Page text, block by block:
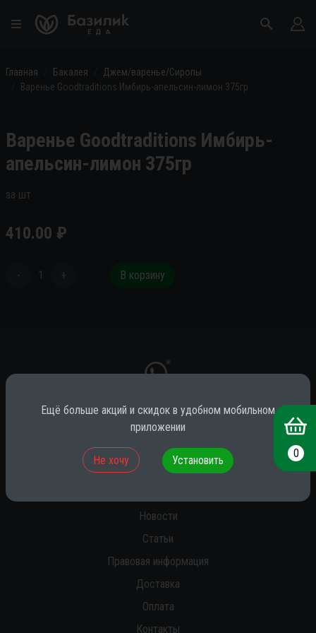
Главная Бакалея
Джем/варенье/Сиропы
Варенье Goodtraditions Имбирь-апельсин-лимон 375гр
Варенье Goodtraditions Имбирь-
апельсин-лимон 375гр
за шт
410.00 ₽
- 1 + В корзину
*
* принадлежит компании Meta (признана экстремистской на территории
Новости
Статьи
Правовая информация
Доставка
Оплата
Контакты
0
Ещё больше акций и скидок в удобном мобильном
приложении
Не хочу Установить